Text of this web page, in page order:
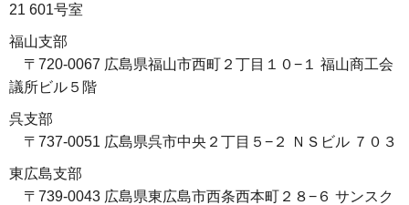
21 601号室
福山支部
〒720-0067 広島県福山市西町２丁目１０−１ 福山商工会
議所ビル５階
呉支部
〒737-0051 広島県呉市中央２丁目５−２ ＮＳビル ７０３
東広島支部
〒739-0043 広島県東広島市西条西本町２８−６ サンスク